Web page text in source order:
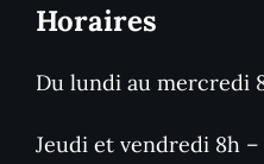
Horaires
Du lundi au mercredi
Jeudi et vendredi 8h –